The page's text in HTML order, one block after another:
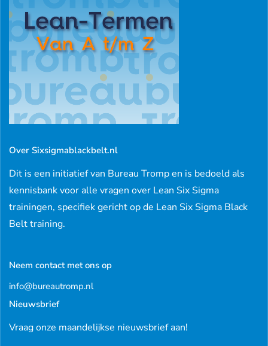
Over Sixsigmablackbelt.nl
Dit is een initiatief van Bureau Tromp en is bedoeld als
kennisbank voor alle vragen over Lean Six Sigma
trainingen, specifiek gericht op de Lean Six Sigma Black
Belt training.
Neem contact met ons op
info@bureautromp.nl
Nieuwsbrief
Vraag onze maandelijkse nieuwsbrief aan!